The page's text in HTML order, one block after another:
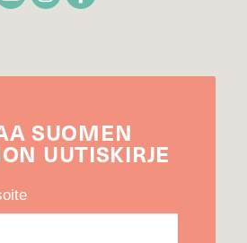
SUOMEN
UUTIS­KIRJE